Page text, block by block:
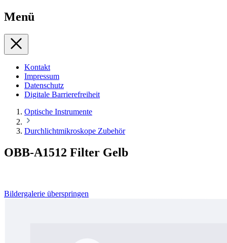
Menü
Kontakt
Impressum
Datenschutz
Digitale Barrierefreiheit
Optische Instrumente
Durchlichtmikroskope Zubehör
OBB-A1512 Filter Gelb
Bildergalerie überspringen